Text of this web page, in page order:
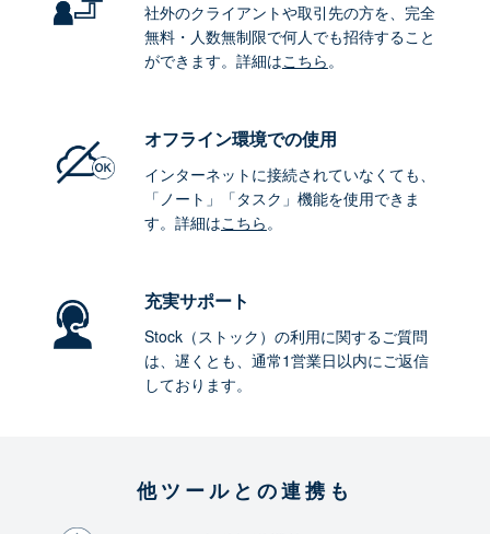
社外のクライアントや取引先の方を、完全
無料・人数無制限で何人でも招待すること
ができます。詳細はこちら。
オフライン環境での使用
インターネットに接続されていなくても、
「ノート」「タスク」機能を使用できま
す。詳細はこちら。
充実サポート
Stock（ストック）の利用に関するご質問
は、遅くとも、通常1営業日以内にご返信
しております。
他ツールとの連携も